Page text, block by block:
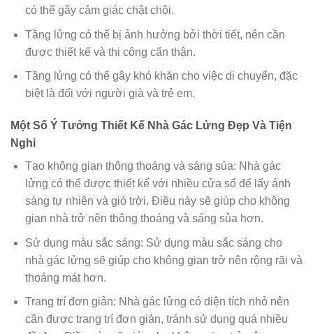
có thể gây cảm giác chật chội.
Tầng lửng có thể bị ảnh hưởng bởi thời tiết, nên cần
được thiết kế và thi công cẩn thận.
Tầng lửng có thể gây khó khăn cho việc di chuyển, đặc
biệt là đối với người già và trẻ em.
Một Số Ý Tưởng Thiết Kế Nhà Gác Lửng Đẹp Và Tiện
Nghi
Tạo không gian thông thoáng và sáng sủa: Nhà gác
lửng có thể được thiết kế với nhiều cửa sổ để lấy ánh
sáng tự nhiên và gió trời. Điều này sẽ giúp cho không
gian nhà trở nên thông thoáng và sáng sủa hơn.
Sử dụng màu sắc sáng: Sử dụng màu sắc sáng cho
nhà gác lửng sẽ giúp cho không gian trở nên rộng rãi và
thoáng mát hơn.
Trang trí đơn giản: Nhà gác lửng có diện tích nhỏ nên
cần được trang trí đơn giản, tránh sử dụng quá nhiều